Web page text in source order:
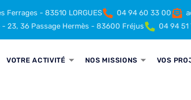
Ferrages - 83510 LORGUES 04 94 60 33 00
- 23, 36 Passage Hermès - 83600 Fréjus
04 94 51
VOTRE ACTIVITÉ NOS MISSIONS VOS